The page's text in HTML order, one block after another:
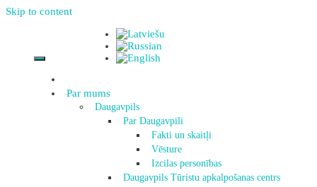
Skip to content
Par mums
Daugavpils
Par Daugavpili
Fakti un skaitļi
Vēsture
Izcilas personības
Daugavpils Tūristu apkalpošanas centrs